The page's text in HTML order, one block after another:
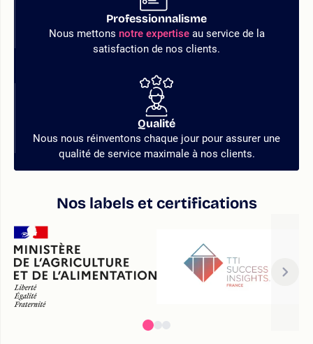
Professionnalisme
Nous mettons notre expertiseau service de la
satisfaction de nos clients.
Qualité
Nous nous réinventons chaque jour pour assurer une
qualité de service maximale à nos clients.
Nos labels et certifications